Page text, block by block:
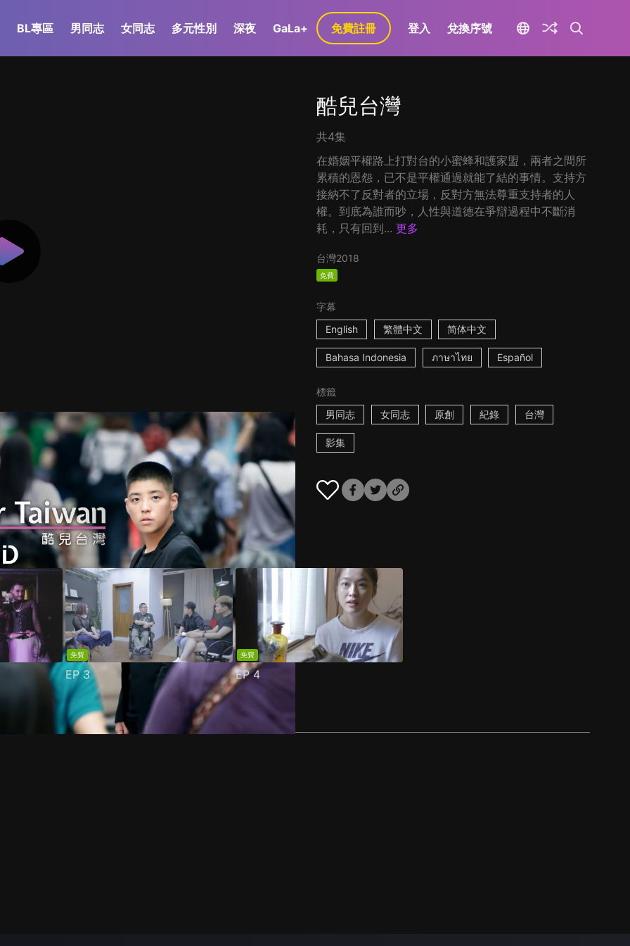
BL專區 男同志 女同志 多元性別 深夜 GaLa+ 免費註冊 登入 兌換序號
酷兒台灣
共4集
在婚姻平權路上打對台的小蜜蜂和護家盟，兩者之間所
累積的恩怨，已不是平權通過就能了結的事情。支持方
接納不了反對者的立場，反對方無法尊重支持者的人
權。到底為誰而吵，人性與道德在爭辯過程中不斷消
耗，只有回到... 更多
台灣2018
免費
字幕
English
繁體中文 简体中文
Bahasa Indonesia ภาษาไทย Español
標籤
男同志
女同志 原創 紀錄 台灣
影集
免費
EP3
免費
EP4